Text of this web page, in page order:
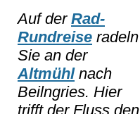
Auf der Rad-
Rundreise radeln
Sie an der
Altmühlnach
Beilngries. Hier
trifft der Fluss den